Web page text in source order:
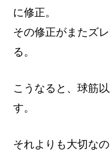
に修正。
その修正がまたズ
る。
こうなると、球筋
す。
それよりも大切なの